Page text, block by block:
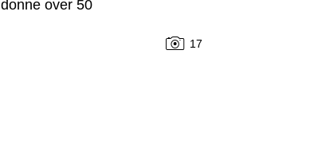
donne over 50
17